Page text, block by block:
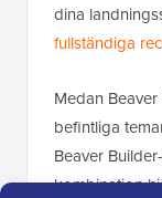
dina
fullständiga
Medan
befintliga
Beaver
kombination